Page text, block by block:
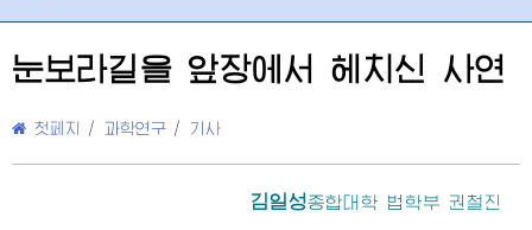
눈보라길을 앞장에서 헤치신 사연
첫페지 / 과학연구 / 기사
김일성종합대학 법학부 권철진